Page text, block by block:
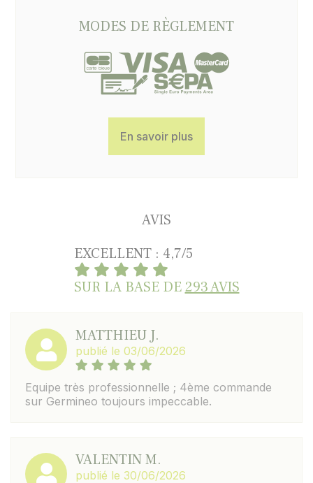
MODES DE RÈGLEMENT
En savoir plus
AVIS
EXCELLENT : 4,7/5
SUR LA BASE DE293 AVIS
MATTHIEU J.
publié le 03/06/2026
Equipe très professionnelle ; 4ème commande
sur Germineo toujours impeccable.
VALENTIN M.
publié le 30/06/2026